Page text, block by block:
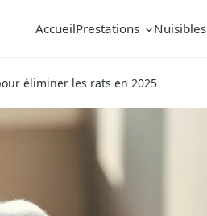
AccueilPrestations Nuisibles
éliminer les rats en 2025